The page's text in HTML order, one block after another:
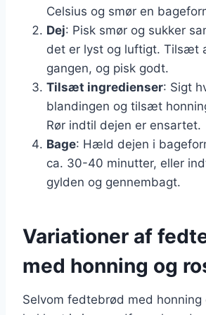
Celsius og smør en
Dej: Pisk smør og sukker
det er lyst og luftigt. Tilsæt
gangen, og pisk godt.
Tilsæt ingredienser: Sigt
blandingen og tilsæt
Rør indtil dejen er ensartet.
Bage: Hæld dejen i
ca. 30-40 minutter, eller
gylden og gennembagt.
Variationer af
med honning og
Selvom fedtebrød med honning